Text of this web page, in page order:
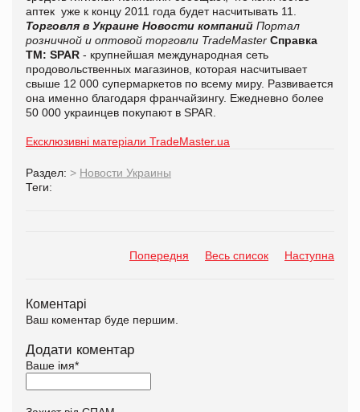
аптек уже к концу 2011 года будет насчитывать 11.
Торговля в Украине Новости компаний Портал
розничной и оптовой торговли TradeMaster Справка
ТМ: SPAR - крупнейшая международная сеть
продовольственных магазинов, которая насчитывает
свыше 12 000 супермаркетов по всему миру. Развивается
она именно благодаря франчайзингу. Ежедневно более
50 000 украинцев покупают в SPAR.
Ексклюзивні матеріали TradeMaster.ua
Раздел: > Новости Украины
Теги:
Попередня Весь список Наступна
Коментарі
Ваш коментар буде першим.
Додати коментар
Ваше імя*